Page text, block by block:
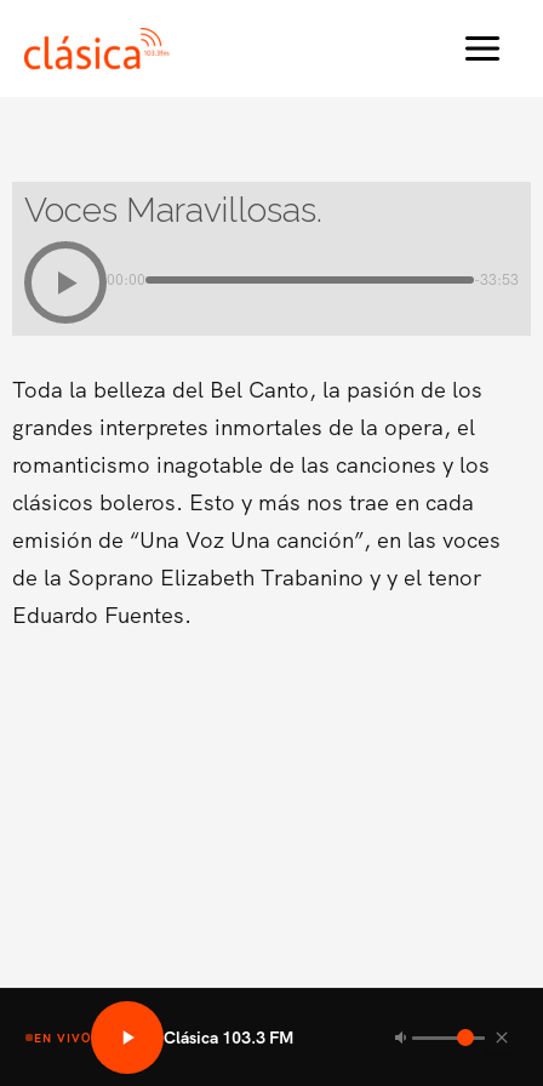
Voces Maravillosas.
00:00 -33:53
Toda la belleza del Bel Canto, la pasión de los
grandes interpretes inmortales de la opera, el
romanticismo inagotable de las canciones y los
clásicos boleros. Esto y más nos trae en cada
emisión de “Una Voz Una canción”, en las voces
de la Soprano Elizabeth Trabanino y y el tenor
Eduardo Fuentes.
EN VIVO Clásica 103.3 FM